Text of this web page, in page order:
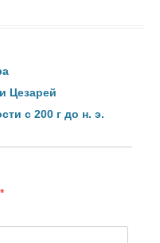
Цезарей
с 200 г до н. э.
*